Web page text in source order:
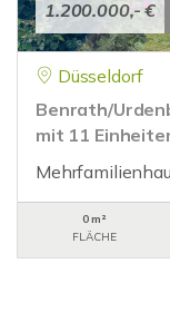
1.200.000,- €
Düsseldorf
Benrath/
mit 11
0 m²
FLÄCHE